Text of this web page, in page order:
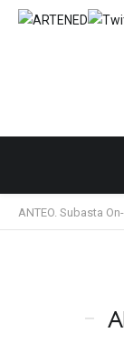
ANTEO. Subasta